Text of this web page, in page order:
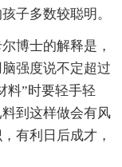
子多数较聪明。
博士的解释是，
强度说不定超过
料”时要轻手轻
到这样做会有风
有利日后成才，